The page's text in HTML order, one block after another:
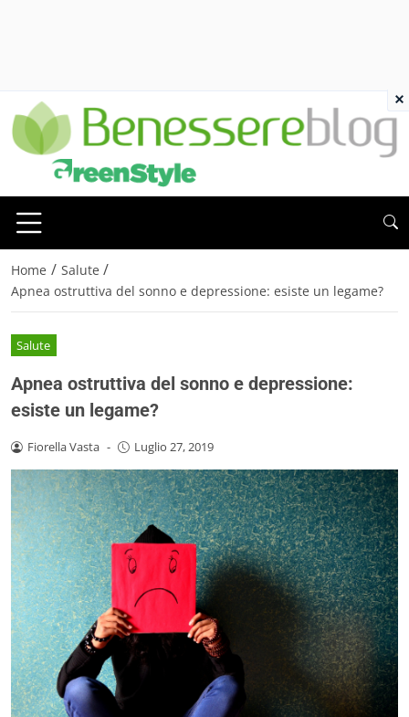
Home / Salute /
Apnea ostruttiva del sonno e depressione: esiste un legame?
Salute
Apnea ostruttiva del sonno e depressione:
esiste un legame?
Fiorella Vasta - Luglio 27, 2019
×